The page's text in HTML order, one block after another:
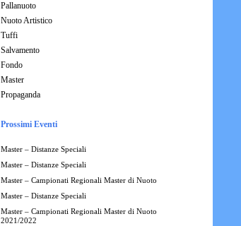
Pallanuoto
Nuoto Artistico
Tuffi
Salvamento
Fondo
Master
Propaganda
Prossimi Eventi
Master – Distanze Speciali
Master – Distanze Speciali
Master – Campionati Regionali Master di Nuoto
Master – Distanze Speciali
Master – Campionati Regionali Master di Nuoto
2021/2022